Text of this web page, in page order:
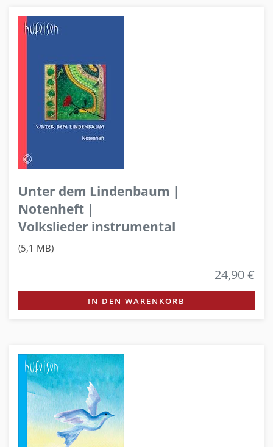
Unter dem Lindenbaum |
Notenheft |
Volkslieder instrumental
(5,1 MB)
24,90 €
IN DEN WARENKORB